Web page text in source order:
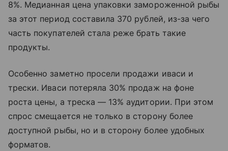
8%. Медианная цена упаковки замороженной рыбы
за этот период составила 370 рублей, из-за чего
часть покупателей стала реже брать такие
продукты.
Особенно заметно просели продажи иваси и
трески. Иваси потеряла 30% продаж на фоне
роста цены, а треска — 13% аудитории. При этом
спрос смещается не только в сторону более
доступной рыбы, но и в сторону более удобных
форматов.